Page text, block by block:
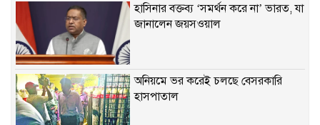
হাসিনার বক্তব্য ‘সমর্থন করে না’ ভারত, যা
জানালেন জয়সওয়াল
অনিয়মে ভর করেই চলছে বেসরকারি
হাসপাতাল